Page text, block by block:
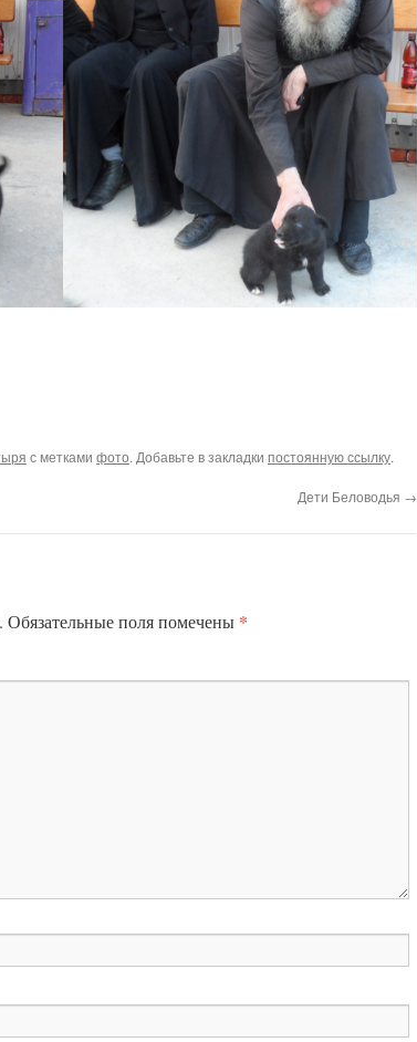
с метками фото. Добавьте в закладки постоянную ссылку.
Дети Беловодья →
Обязательные поля помечены *